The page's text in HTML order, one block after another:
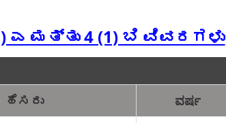
ಎ ಮತ್ತು 4 (1) ಬಿ ವಿವರಗಳು
ಹೆಸರು
ವರ್ಷ